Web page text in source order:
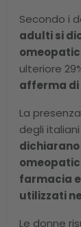
Secondo i
adulti si
ulteriore
afferma di
La
degli
farmacia
utilizzati
Le donne